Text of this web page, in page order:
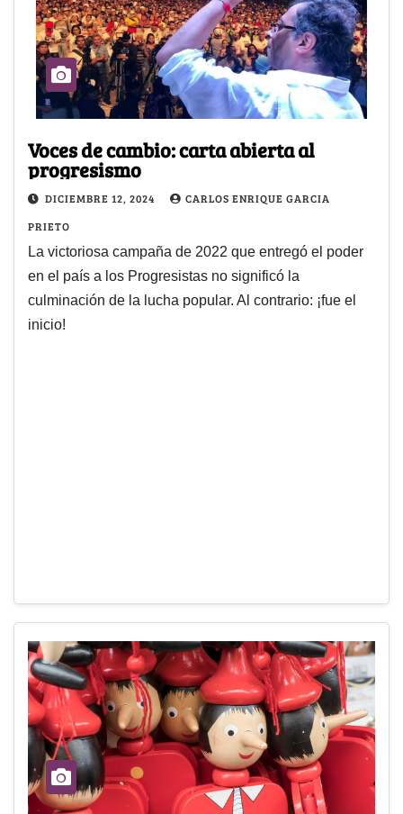
Voces de cambio: carta abierta al
progresismo
DICIEMBRE 12, 2024
CARLOS ENRIQUE GARCIA
PRIETO
La victoriosa campaña de 2022 que entregó el poder
en el país a los Progresistas no significó la
culminación de la lucha popular. Al contrario: ¡fue el
inicio!